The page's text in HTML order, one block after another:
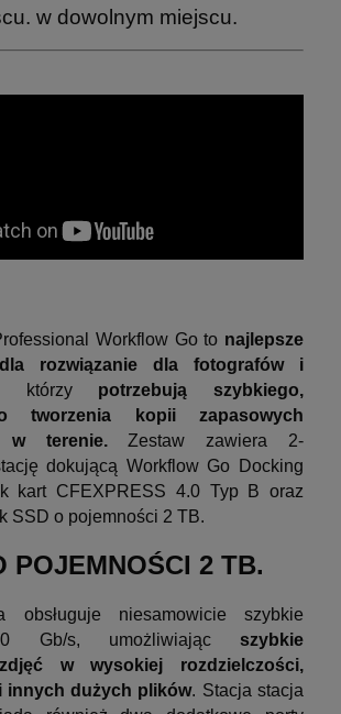
w dowolnym miejscu.
Workflow Go to najlepsze
rozwiązanie dla fotografów i
którzy potrzebują szybkiego,
tworzenia kopii zapasowych
w terenie.Zestaw zawiera 2-
dokującą Workflow Go Docking
kart CFEXPRESS 4.0 Typ B oraz
SSD o pojemności 2 TB.
POJEMNOŚCI 2 TB.
obsługuje niesamowicie szybkie
Gb/s, umożliwiając szybkie
zdjęć w wysokiej rozdzielczości,
innych dużych plików. Stacja stacja